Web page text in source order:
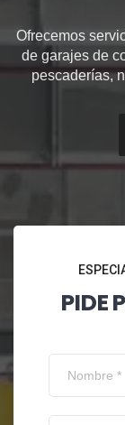
Ofrecemos
de garajes de
pescaderías,
PIDE